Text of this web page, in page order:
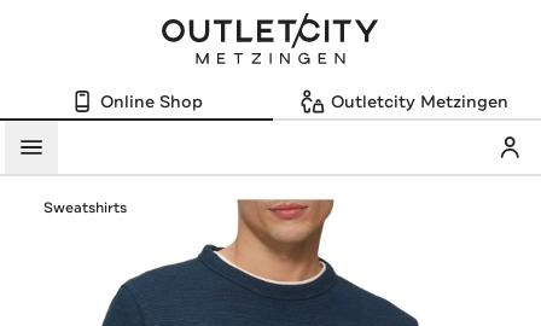
Online Shop Outletcity Metzingen
Menü
Sweatshirts